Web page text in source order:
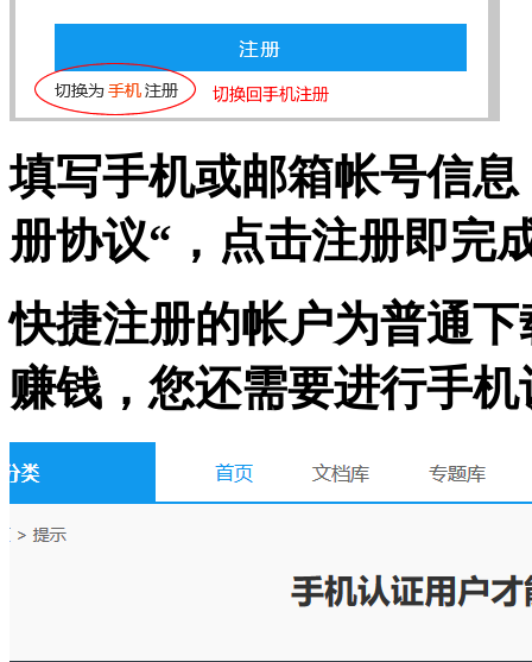
填写手机或邮箱帐号信
册协议“，点击注册即完
快捷注册的帐户为普通
赚钱，您还需要进行手